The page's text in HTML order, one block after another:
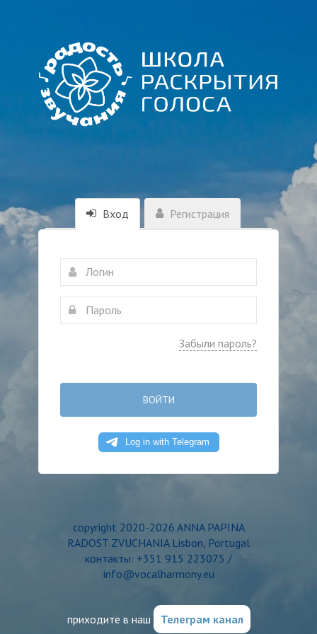
Вход Регистрация
Забыли пароль?
ВОЙТИ
copyright 2020-2026 ANNA PAPINA
RADOST ZVUCHANIA Lisbon, Portugal
контакты: +351 915 223075 /
info@vocalharmony.eu
приходите в наш Телеграм канал